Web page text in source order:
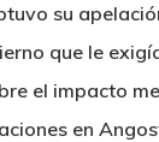
su
que le
el impacto
en